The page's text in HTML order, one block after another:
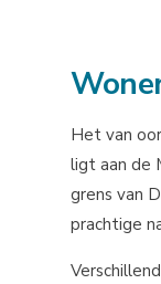
Het van
ligt aan de
grens van
prachtige